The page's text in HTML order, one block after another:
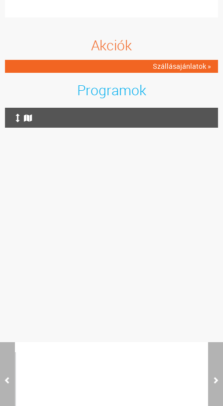
Akciók
Szállásajánlatok »
Programok